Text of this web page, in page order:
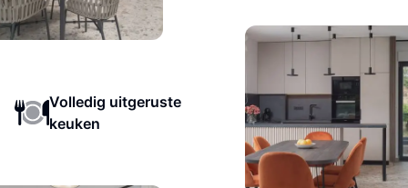
Volledig uitgeruste
keuken